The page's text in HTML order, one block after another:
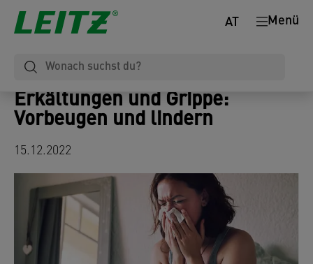
Menü
AT
Erkältungen und Grippe:
Vorbeugen und lindern
15.12.2022